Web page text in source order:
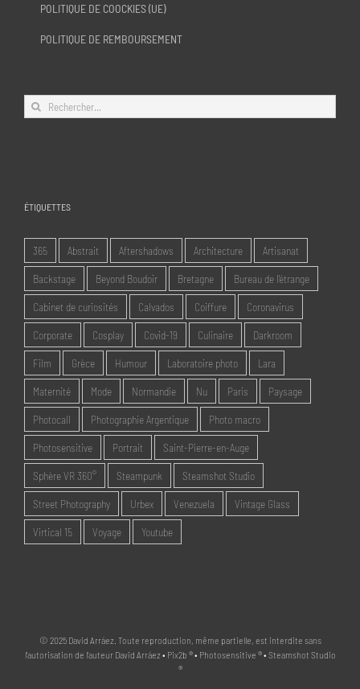
POLITIQUE DE COOCKIES (UE)
POLITIQUE DE REMBOURSEMENT
Rechercher:
ÉTIQUETTES
365 Abstrait Aftershadows Architecture Artisanat
Backstage Beyond Boudoir Bretagne Bureau de l'étrange
Cabinet de curiosités Calvados Coiffure Coronavirus
Corporate Cosplay Covid-19 Culinaire Darkroom
Film Grèce Humour Laboratoire photo Lara
Maternité Mode Normandie Nu Paris Paysage
Photocall Photographie Argentique Photo macro
Photosensitive Portrait Saint-Pierre-en-Auge
Sphère VR 360° Steampunk Steamshot Studio
Street Photography Urbex Venezuela Vintage Glass
Virtical 15 Voyage Youtube
© 2025 David Arráez. Toute reproduction, même partielle, est interdite sans
l'autorisation de l'auteur David Arráez • Pix2b ® • Photosensitive ® • Steamshot Studio
®